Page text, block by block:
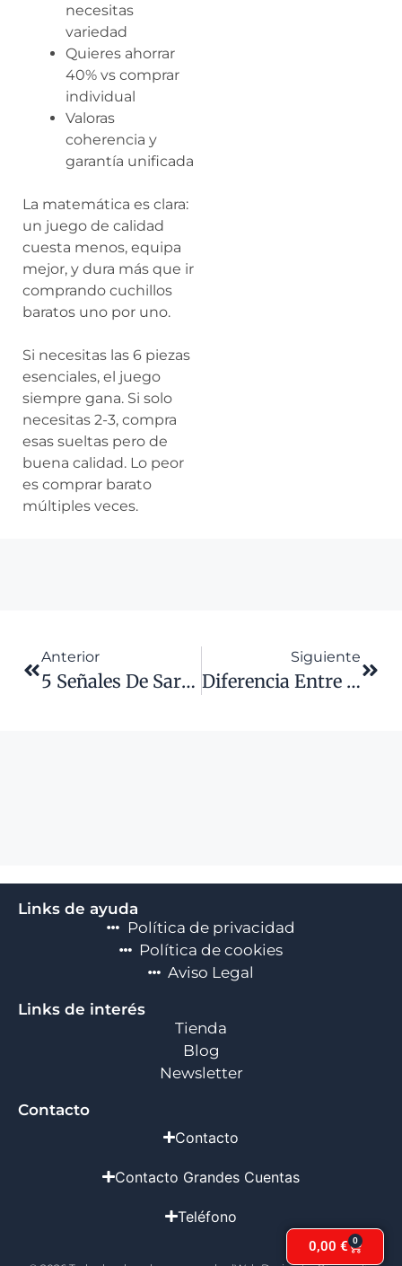
necesitas
variedad
Quieres ahorrar
40% vs comprar
individual
Valoras
coherencia y
garantía unificada
La matemática es clara:
un juego de calidad
cuesta menos, equipa
mejor, y dura más que ir
comprando cuchillos
baratos uno por uno.
Si necesitas las 6 piezas
esenciales, el juego
siempre gana. Si solo
necesitas 2-3, compra
esas sueltas pero de
buena calidad. Lo peor
es comprar barato
múltiples veces.
Anterior
5 Señales De Sartén En Mal Estado
Siguiente
Diferencia Entre Cortar Y Machacar: Cómo Un Buen Cuchillo De Chef Cambia Tu Cocina
0,00 € 0
Links de ayuda
Política de privacidad
Política de cookies
Aviso Legal
Links de interés
Tienda
Blog
Newsletter
Contacto
Contacto
Contacto Grandes Cuentas
Teléfono